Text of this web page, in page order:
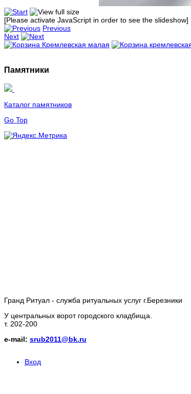
[Please activate JavaScript in order to see the slideshow]
Previous
Next
Памятники
Каталог памятников
Гранд Ритуал - служба ритуальных услуг г.Березники
У центральных ворот городского кладбища.
т. 202-200
e-mail: srub2011@bk.ru
Вход
Go Top